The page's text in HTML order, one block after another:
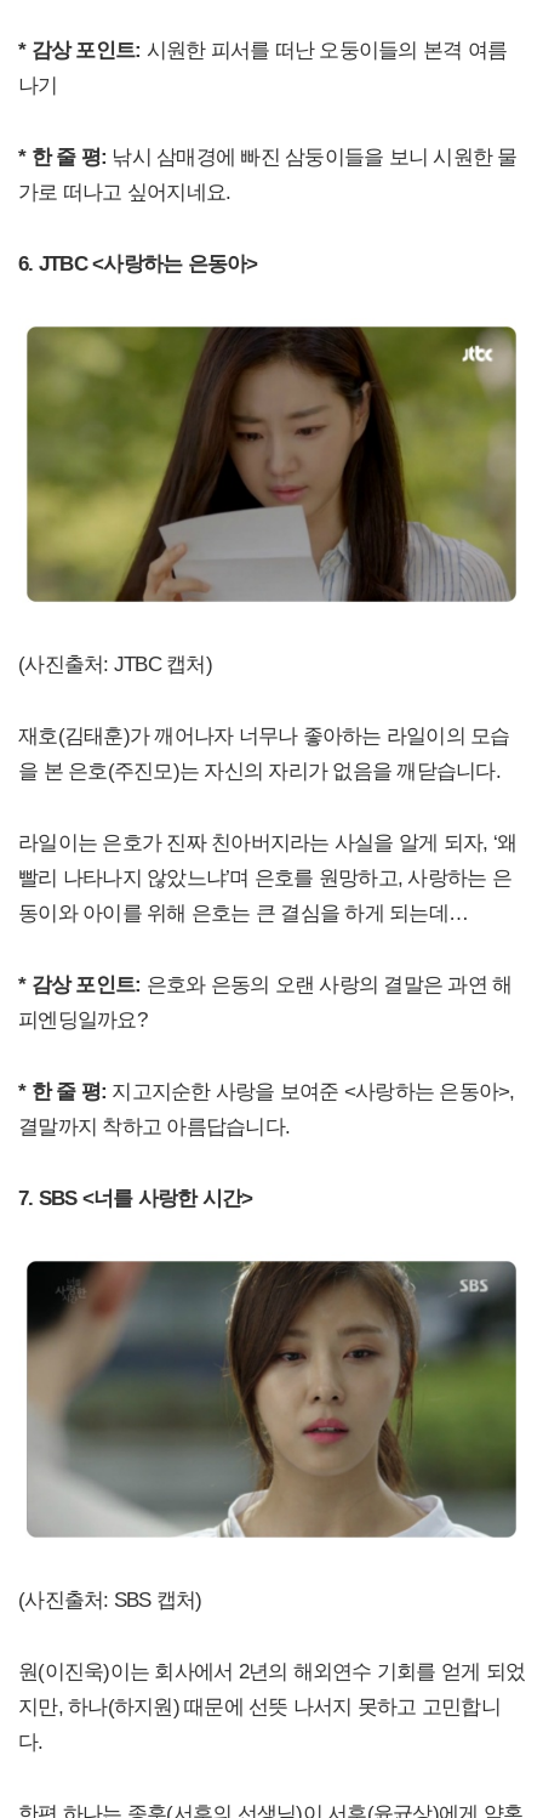
* 감상 포인트: 시원한 피서를 떠난 오둥이들의 본격 여름
나기
* 한 줄 평: 낚시 삼매경에 빠진 삼둥이들을 보니 시원한 물
가로 떠나고 싶어지네요.
6. JTBC <사랑하는 은동아>
(사진출처: JTBC 캡처)
재호(김태훈)가 깨어나자 너무나 좋아하는 라일이의 모습
을 본 은호(주진모)는 자신의 자리가 없음을 깨닫습니다.
라일이는 은호가 진짜 친아버지라는 사실을 알게 되자, ‘왜
빨리 나타나지 않았느냐’며 은호를 원망하고, 사랑하는 은
동이와 아이를 위해 은호는 큰 결심을 하게 되는데…
* 감상 포인트: 은호와 은동의 오랜 사랑의 결말은 과연 해
피엔딩일까요?
* 한 줄 평: 지고지순한 사랑을 보여준 <사랑하는 은동아>,
결말까지 착하고 아름답습니다.
7. SBS <너를 사랑한 시간>
(사진출처: SBS 캡처)
원(이진욱)이는 회사에서 2년의 해외연수 기회를 얻게 되었
지만, 하나(하지원) 때문에 선뜻 나서지 못하고 고민합니
다.
한편 하나는 종훈(서후의 선생님)이 서후(윤균상)에게 약혼